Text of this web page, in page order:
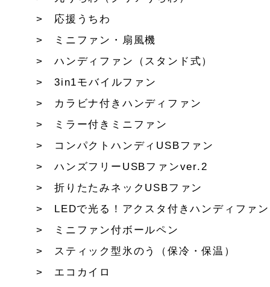
応援うちわ
ミニファン・扇風機
ハンディファン（スタンド式）
3in1モバイルファン
カラビナ付きハンディファン
ミラー付きミニファン
コンパクトハンディUSBファン
ハンズフリーUSBファンver.2
折りたたみネックUSBファン
LEDで光る！アクスタ付きハンディファン
ミニファン付ボールペン
スティック型氷のう（保冷・保温）
エコカイロ